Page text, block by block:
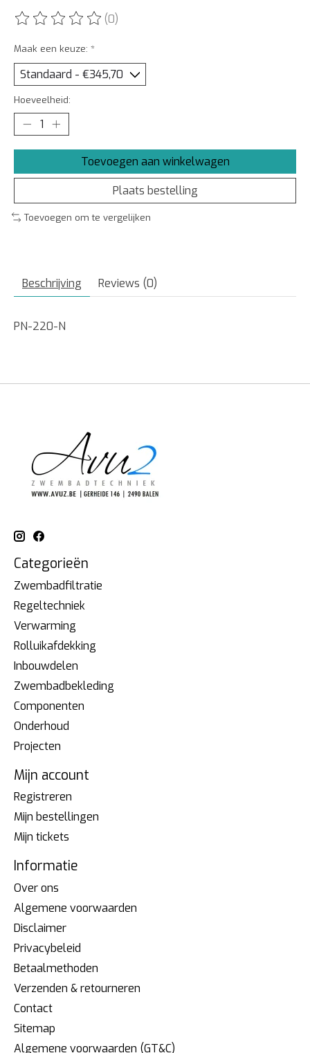
De beoordeling van dit product is
(0)
Maak een keuze: *
Hoeveelheid:
Toevoegen aan winkelwagen
Plaats bestelling
Toevoegen om te vergelijken
Beschrijving Reviews (0)
PN-220-N
Categorieën
Zwembadfiltratie
Regeltechniek
Verwarming
Rolluikafdekking
Inbouwdelen
Zwembadbekleding
Componenten
Onderhoud
Projecten
Mijn account
Registreren
Mijn bestellingen
Mijn tickets
Informatie
Over ons
Algemene voorwaarden
Disclaimer
Privacybeleid
Betaalmethoden
Verzenden & retourneren
Contact
Sitemap
Algemene voorwaarden (GT&C)